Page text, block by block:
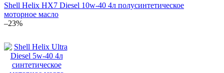
Shell Helix HX7 Diesel 10w-40 4л полусинтетическое
моторное масло
–23%